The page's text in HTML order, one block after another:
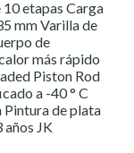
etapas Carga
mm Varilla de
de
más rápido
Piston Rod
a -40 ° C
Pintura de plata
JK